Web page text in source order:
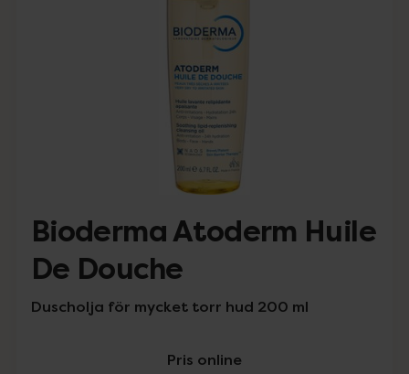
Bioderma Atoderm Huile
De Douche
Duscholja för mycket torr hud 200 ml
Pris online